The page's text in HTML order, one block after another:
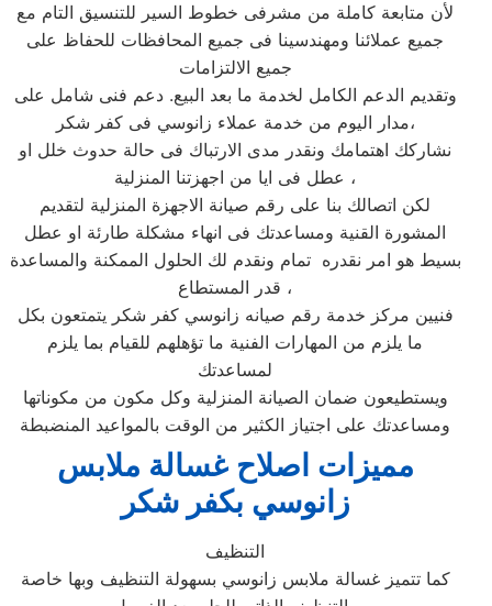
لأن متابعة كاملة من مشرفى خطوط السير للتنسيق التام مع
جميع عملائنا ومهندسينا فى جميع المحافظات للحفاظ على
جميع الالتزامات
وتقديم الدعم الكامل لخدمة ما بعد البيع. دعم فنى شامل على
مدار اليوم من خدمة عملاء زانوسي فى كفر شكر،
نشاركك اهتمامك ونقدر مدى الارتباك فى حالة حدوث خلل او
عطل فى ايا من اجهزتنا المنزلية ،
لكن اتصالك بنا على رقم صيانة الاجهزة المنزلية لتقديم
المشورة القنية ومساعدتك فى انهاء مشكلة طارئة او عطل
بسيط هو امر نقدره تمام ونقدم لك الحلول الممكنة والمساعدة
قدر المستطاع ،
فنيين مركز خدمة رقم صيانه زانوسي كفر شكر يتمتعون بكل
ما يلزم من المهارات الفنية ما تؤهلهم للقيام بما يلزم
لمساعدتك
ويستطيعون ضمان الصيانة المنزلية وكل مكون من مكوناتها
ومساعدتك على اجتياز الكثير من الوقت بالمواعيد المنضبطة
مميزات اصلاح غسالة ملابس
زانوسي بكفر شكر
التنظيف
كما تتميز غسالة ملابس زانوسي بسهولة التنظيف وبها خاصة